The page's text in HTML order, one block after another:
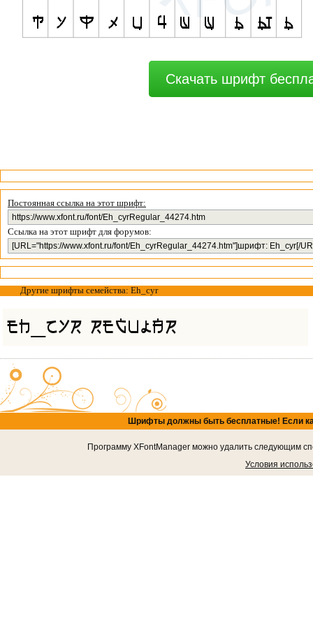
Скачать шрифт
Постоянная ссылка на этот шрифт:
Ссылка на этот шрифт для форумов:
Другие шрифты семейства: Eh_cyr
Шрифты должны быть бесплатные! Если
Программу XFontManager можно удалить следующим
Условия